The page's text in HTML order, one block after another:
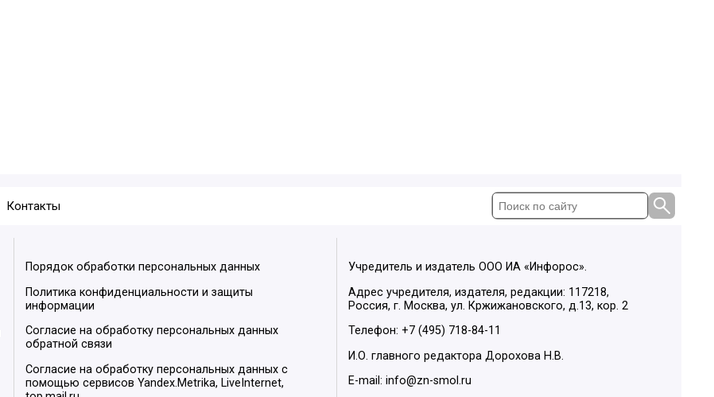
Контакты
Порядок обработки персональных данных
Политика конфиденциальности и защиты
информации
Согласие на обработку персональных данных
обратной связи
Согласие на обработку персональных данных с
помощью сервисов Yandex.Metrika, LiveInternet,
Учредитель и издатель ООО ИА «Инфорос».
Адрес учредителя, издателя, редакции: 117218,
Россия, г. Москва, ул. Кржижановского, д.13, кор. 2
Телефон: +7 (495) 718-84-11
И.О. главного редактора Дорохова Н.В.
E-mail: info@zn-smol.ru